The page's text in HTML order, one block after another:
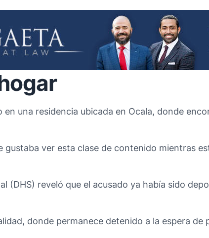
una residencia ubicada en Ocala, donde
ver esta clase de contenido mientras
(DHS) reveló que el acusado ya había sido
donde permanece detenido a la espera